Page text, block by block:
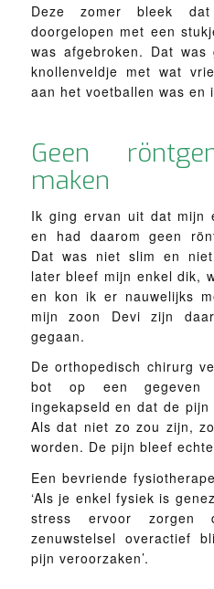
Deze zomer bleek
doorgelopen met een
was afgebroken. Dat
knollenveldje met wat
aan het voetballen was en
Geen
maken
Ik ging ervan uit dat mijn
en had daarom geen
Dat was niet slim en
later bleef mijn enkel dik,
en kon ik er nauwelijks
mijn zoon Devi zijn
gegaan.
De orthopedisch chirurg
bot op een gegeven
ingekapseld en dat de
Als dat niet zo zou zijn,
worden. De pijn bleef
Een bevriende
‘Als je enkel fysiek is
stress ervoor zorgen
zenuwstelsel overactief
pijn veroorzaken’.